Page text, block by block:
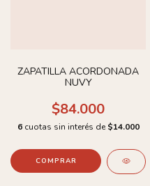
ZAPATILLA ACORDONADA
NUVY
$84.000
6 cuotas sin interés de $14.000
COMPRAR